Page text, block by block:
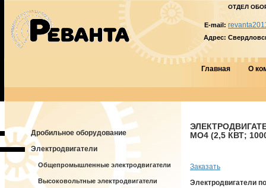
ОТДЕЛ
E-mail:
Адрес:
Главная О
Дробильное оборудование
Электродвигатели
Общепромышленные электродвигатели
Высоковольтные электродвигатели
МО4 (2,5 КВТ;
Заказать
Электродвигатели